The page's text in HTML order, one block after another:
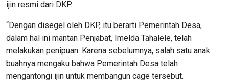
ijin resmi dari DKP.
“Dengan disegel oleh DKP, itu berarti Pemerintah Desa,
dalam hal ini mantan Penjabat, Imelda Tahalele, telah
melakukan penipuan. Karena sebelumnya, salah satu anak
buahnya mengaku bahwa Pemerintah Desa telah
mengantongi ijin untuk membangun cage tersebut.